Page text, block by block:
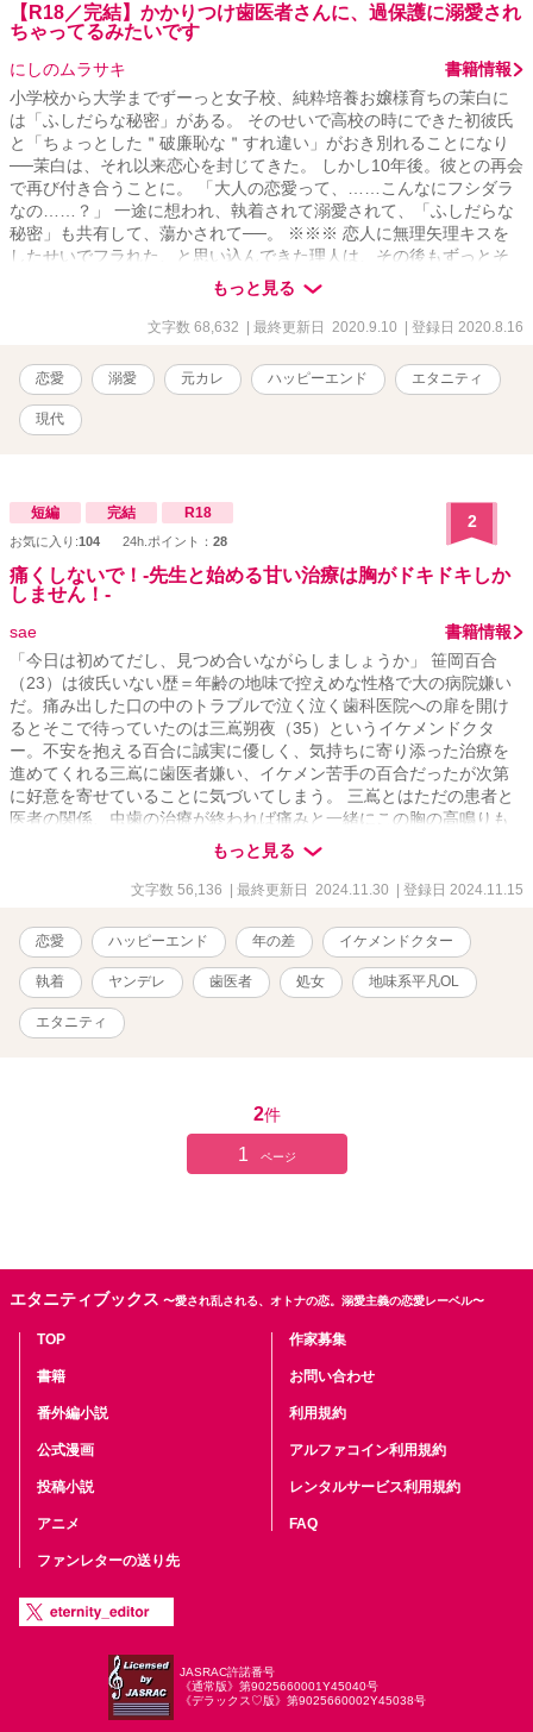
【R18／完結】かかりつけ歯医者さんに、過保護に溺愛され
ちゃってるみたいです
にしのムラサキ
書籍情報
小学校から大学までずーっと女子校、純粋培養お嬢様育ちの茉白に
は「ふしだらな秘密」がある。 そのせいで高校の時にできた初彼氏
と「ちょっとした＂破廉恥な＂すれ違い」がおき別れることになり
──茉白は、それ以来恋心を封じてきた。 しかし10年後。彼との再会
で再び付き合うことに。 「大人の恋愛って、……こんなにフシダラ
なの……？」 一途に想われ、執着されて溺愛されて、「ふしだらな
秘密」も共有して、蕩かされて──。 ※※※ 恋人に無理矢理キスを
したせいでフラれた、と思い込んできた理人は、その後もずっとそ
の恋人、茉白のことを忘れられずにいた。 しかし再会の後、誤解が
解けたふたりは再び交際することに。 ところが純粋培養お嬢様育
ち、茉白はなんだか無意識に身の回りの男性から好意を向けられて
その上、茉白も何かズレていて。 「理人くん、私、……理人くん好
みのえっちな女性になれてますか？」 「それ以上俺の理性をどうに
かしようとするのはやめてくれ……！」 ※※※ 純粋培養のまま大人
になった茉白と、彼女にブンブンふりまわされる理人の、いちゃら
悪役令嬢に転生する」と「カタブツ検事のセフレになったと思った
ら、溺愛されてしまっておりまして」のスピンオフとなります。
もっと見る
文字数 68,632 | 最終更新日 2020.9.10 | 登録日 2020.8.16
恋愛 溺愛 元カレ ハッピーエンド エタニティ
現代
短編 完結 R18
お気に入り:104 24h.ポイント： 28
2
痛くしないで！‐先生と始める甘い治療は胸がドキドキしか
しません！‐
sae
書籍情報
「今日は初めてだし、見つめ合いながらしましょうか」 笹岡百合
（23）は彼氏いない歴＝年齢の地味で控えめな性格で大の病院嫌い
だ。痛み出した口の中のトラブルで泣く泣く歯科医院への扉を開け
るとそこで待っていたのは三嶌朔夜（35）というイケメンドクタ
ー。不安を抱える百合に誠実に優しく、気持ちに寄り添った治療を
進めてくれる三嶌に歯医者嫌い、イケメン苦手の百合だったが次第
に好意を寄せていることに気づいてしまう。 三嶌とはただの患者と
医者の関係、虫歯の治療が終われば痛みと一緒にこの胸の高鳴りも
終わるはず？！ドキドキが止まらない、地味女子×ハイスぺDrのコメ
ディラブストーリー☆ 本編→番外編（主に三嶌視点）→後日談～ふ
たりのはじめての×××～と続きます。 ※他サイトでも投稿しており
創作世界として温かい目で見ていただけたら嬉しいです ※歯科医院
への見解は作品内の主人公の主観です、治療行為や歯科医院を否定
したいわけではありません。
もっと見る
文字数 56,136 | 最終更新日 2024.11.30 | 登録日 2024.11.15
恋愛 ハッピーエンド 年の差 イケメンドクター
執着 ヤンデレ 歯医者 処女 地味系平凡OL
エタニティ
2件
1 ページ
エタニティブックス 〜愛され乱される、オトナの恋。溺愛主義の恋愛レーベル〜
TOP
書籍
番外編小説
公式漫画
投稿小説
アニメ
ファンレターの送り先
作家募集
お問い合わせ
利用規約
アルファコイン利用規約
レンタルサービス利用規約
FAQ
JASRAC許諾番号
《通常版》第9025660001Y45040号
《デラックス♡版》第9025660002Y45038号